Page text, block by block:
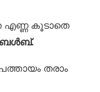
കൂടാതെ
ബള്‍ബ്.
തരാം